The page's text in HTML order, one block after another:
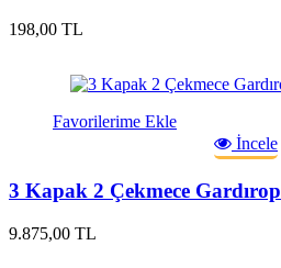
198,00 TL
Favorilerime Ekle
İncele
3 Kapak 2 Çekmece Gardırop
9.875,00 TL